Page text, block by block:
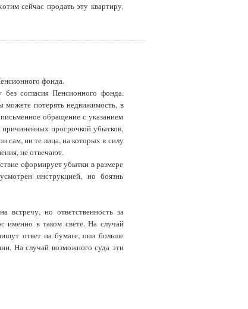
сейчас продать эту квартиру.
фонда.
согласия Пенсионного фонда.
можете потерять недвижимость, в
обращение с указанием
просрочкой убытков,
сам, ни те лица, на которых в силу
не отвечают.
сформирует убытки в размере
инструкцией, но боязнь
но ответственность за
именно в таком свете. На случай
ответ на бумаге, они больше
На случай возможного суда эти